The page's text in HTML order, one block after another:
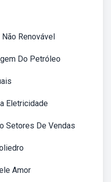
Renovável
Do Petróleo
Eletricidade
Setores De Vendas
Amor